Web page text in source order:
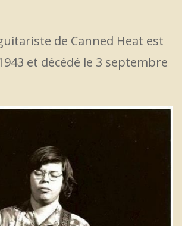
de Canned Heat est
et décédé le 3 septembre